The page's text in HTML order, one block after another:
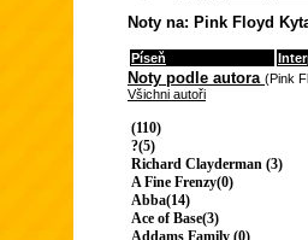
Noty na: Pink Floyd
Píseň
Noty podle autora (Pink
Všichni autoři
(110)
?(5)
Richard Clayderman (3)
A Fine Frenzy(0)
Abba(14)
Ace of Base(3)
Addams Family (0)